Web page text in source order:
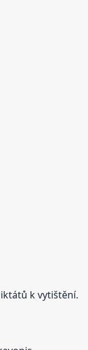
k vytištění.